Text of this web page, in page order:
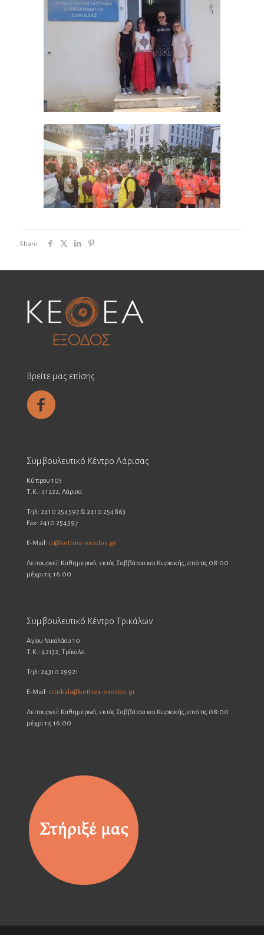
Share
Βρείτε μας επίσης
Συμβουλευτικό Κέντρο Λάρισας
Κύπρου 103
Τ.Κ.: 41222, Λάρισα
Τηλ: 2410 254597 & 2410 254863
Fax: 2410 254597
E-Mail: cc@kethea-exodos.gr
Λειτουργεί: Καθημερινά, εκτός Σαββάτου και Κυριακής, από τις 08:00
μέχρι τις 16:00.
Συμβουλευτικό Κέντρο Τρικάλων
Αγίου Νικολάου 10
Τ.Κ.: 42132, Τρίκαλα
Τηλ: 24310 29921
E-Mail: cctrikala@kethea-exodos.gr
Λειτουργεί: Καθημερινά, εκτός Σαββάτου και Κυριακής, από τις 08:00
μέχρι τις 16:00.